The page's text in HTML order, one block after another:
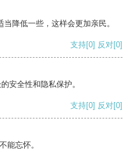
降低一些，这样会更加亲民。
支持[0] 反对[0]
安全性和隐私保护。
支持[0] 反对[0]
能忘怀。